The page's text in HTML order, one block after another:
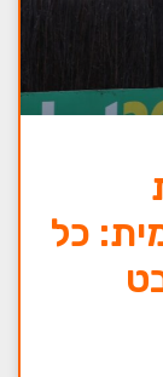
כל